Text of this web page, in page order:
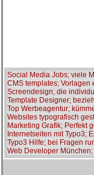
Social Media Jobs; viele
CMS templates; Vorlagen
Screendesign; die
Template Designer;
Top Werbeagentur;
Websites typografisch
Marketing Grafik; Perfekt
Internetseiten mit Typo3;
Typo3 Hilfe; bei Fragen
Web Developer